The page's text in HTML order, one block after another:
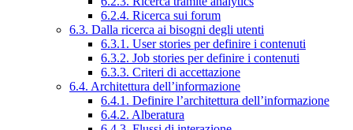
6.2.4. Ricerca sui forum
6.3. Dalla ricerca ai bisogni degli utenti
6.3.1. User stories per definire i contenuti
6.3.2. Job stories per definire i contenuti
6.3.3. Criteri di accettazione
6.4. Architettura dell’informazione
6.4.1. Definire l’architettura dell’informazione
6.4.2. Alberatura